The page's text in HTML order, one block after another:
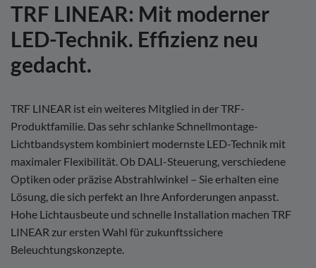
TRF LINEAR: Mit moderner
LED-Technik. Effizienz neu
gedacht.
TRF LINEAR ist ein weiteres Mitglied in der TRF-
Produktfamilie. Das sehr schlanke Schnellmontage-
Lichtbandsystem kombiniert modernste LED-Technik mit
maximaler Flexibilität. Ob DALI-Steuerung, verschiedene
Optiken oder präzise Abstrahlwinkel – Sie erhalten eine
Lösung, die sich perfekt an Ihre Anforderungen anpasst.
Hohe Lichtausbeute und schnelle Installation machen TRF
LINEAR zur ersten Wahl für zukunftssichere
Beleuchtungskonzepte.